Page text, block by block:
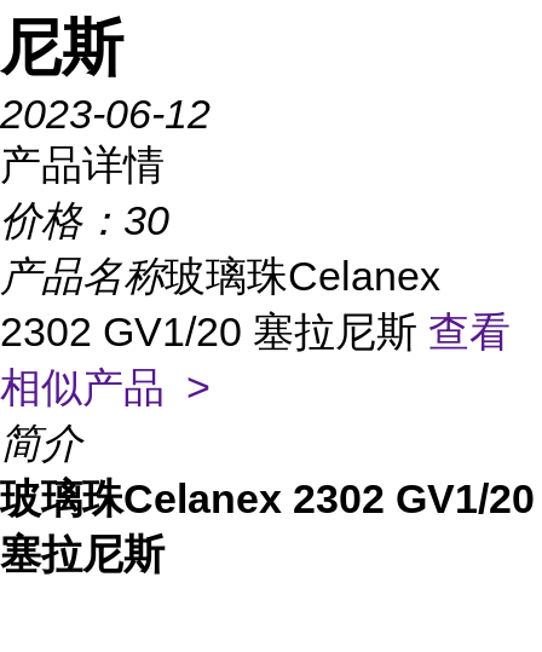
尼斯
2023-06-12
产品详情
价格： 30
产品名称玻璃珠Celanex
2302 GV1/20 塞拉尼斯 查看
相似产品 >
简介
玻璃珠Celanex 2302 GV1/20
塞拉尼斯